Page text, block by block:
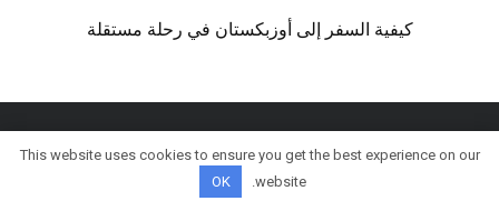
كيفية السفر إلى أوزبكستان في رحلة مستقلة
© كل الحقوق محفوظة
This website uses cookies to ensure you get the best experience on our
website.
OK